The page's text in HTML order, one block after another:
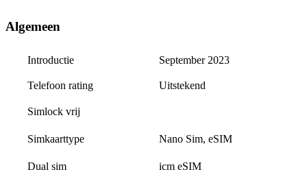
Algemeen
Introductie September 2023
Telefoon rating Uitstekend
Simlock vrij
Simkaarttype Nano Sim, eSIM
Dual sim icm eSIM